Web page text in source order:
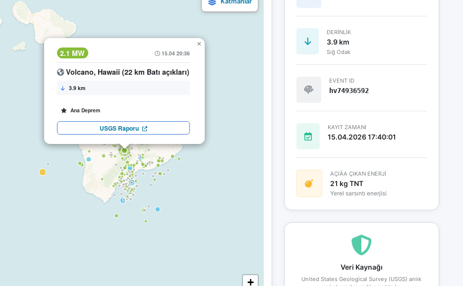
2.1 MW 15.04 20:36
Volcano, Hawaii (22 km Batı açıkları)
3.9 km
Ana Deprem
USGS Raporu
×
+
DERINLIK
3.9 km
Sığ Odak
EVENT ID
hv74936592
KAYIT ZAMANI
15.04.2026 17:40:01
AÇIÄA ÇIKAN ENERJİ
21 kg TNT
Yerel sarsıntı enerjisi
Veri Kaynağı
United States Geological Survey (USGS) anlık